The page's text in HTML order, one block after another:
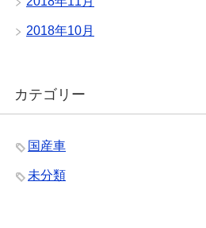
2018年10月
カテゴリー
国産車
未分類